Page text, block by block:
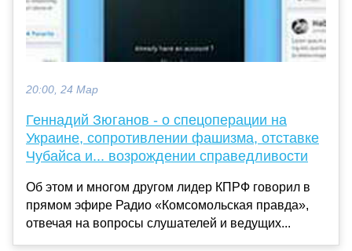
20:00, 24 Мар
Геннадий Зюганов - о спецоперации на
Украине, сопротивлении фашизма, отставке
Чубайса и... возрождении справедливости
Об этом и многом другом лидер КПРФ говорил в
прямом эфире Радио «Комсомольская правда»,
отвечая на вопросы слушателей и ведущих...